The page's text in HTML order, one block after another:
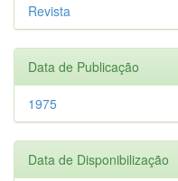
Revista
Data de Publicação
1975
Data de Disponibilização